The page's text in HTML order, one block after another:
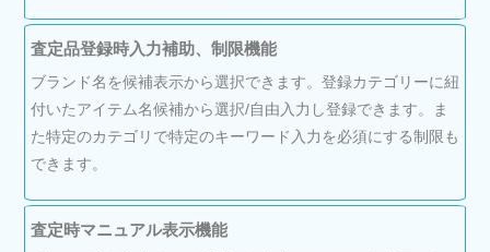
査定品登録時入力補助、制限機能
ブランド名を候補表示から選択できます。登録カテゴリーに紐
付いたアイテム名候補から選択/自由入力し登録できます。ま
た特定のカテゴリで特定のキーワード入力を必須にする制限も
できます。
査定時マニュアル表示機能